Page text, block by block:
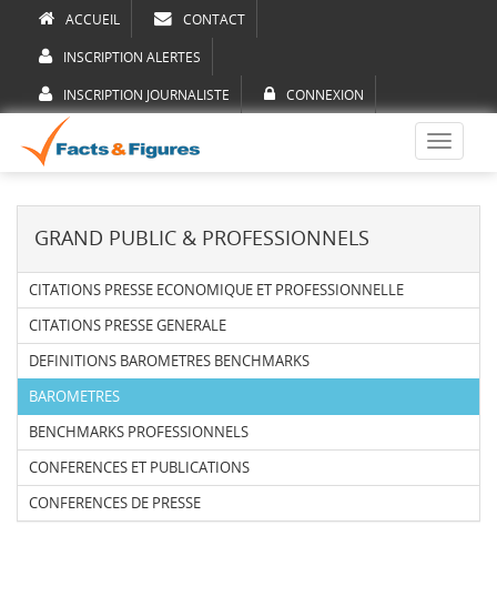
ACCUEIL CONTACT
INSCRIPTION ALERTES
INSCRIPTION JOURNALISTE CONNEXION
Toggle
GRAND PUBLIC & PROFESSIONNELS
CITATIONS PRESSE ECONOMIQUE ET PROFESSIONNELLE
CITATIONS PRESSE GENERALE
DEFINITIONS BAROMETRES BENCHMARKS
BAROMETRES
BENCHMARKS PROFESSIONNELS
CONFERENCES ET PUBLICATIONS
CONFERENCES DE PRESSE